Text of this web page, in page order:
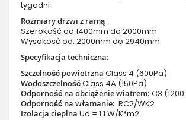
tygodni
Rozmiary drzwi z ramą
Szerokość od 1400mm do 2000mm
Wysokosć od: 2000mm do 2940mm
Specyfikacja techniczna:
Szczelność powietrzna Class 4 (600Pa)
WodoszczelnośćClass 4A (150Pa)
Odporność na obciążenie wiatrem: C3
Odporność na włamanie: RC2/WK2
Izolacja cieplna Ud = 1.1 W/K*m2